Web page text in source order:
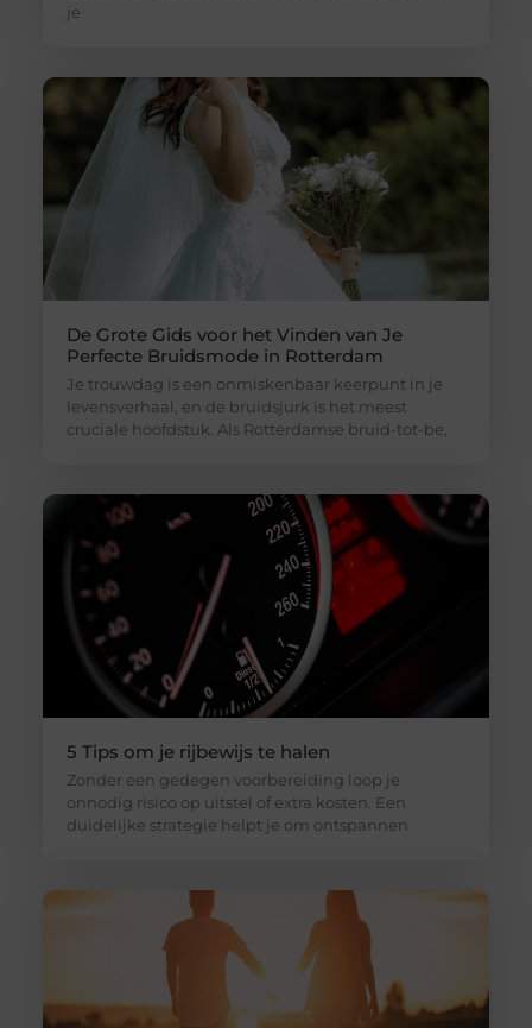
je
De Grote Gids voor het Vinden van Je
Perfecte Bruidsmode in Rotterdam
Je trouwdag is een onmiskenbaar keerpunt in je
levensverhaal, en de bruidsjurk is het meest
cruciale hoofdstuk. Als Rotterdamse bruid-tot-be,
5 Tips om je rijbewijs te halen
Zonder een gedegen voorbereiding loop je
onnodig risico op uitstel of extra kosten. Een
duidelijke strategie helpt je om ontspannen